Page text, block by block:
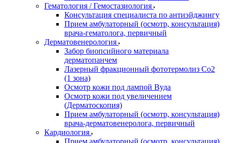
Гематология / Гемостазиология
Консультация специалиста по антиэйджингу
Прием амбулаторный (осмотр, консультация)
врача-гематолога, первичный
Дерматовенерология
Забор биопсийного материала
дерматопанчем
Лазерный фракционный фототермолиз Со2
(1 зона)
Осмотр кожи под лампой Вуда
Осмотр кожи под увеличением
(Дерматоскопия)
Прием амбулаторный (осмотр, консультация)
врача-дерматовенеролога, первичный
Кардиология
Прием амбулаторный (осмотр, консультация)